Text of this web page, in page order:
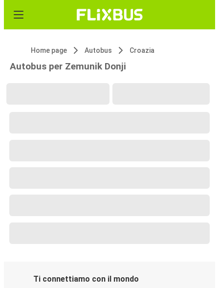
Home page Autobus Croazia
Autobus per Zemunik Donji
Ti connettiamo con il mondo